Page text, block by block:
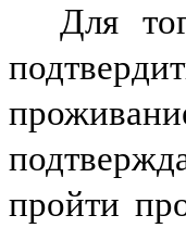
Для
пройти